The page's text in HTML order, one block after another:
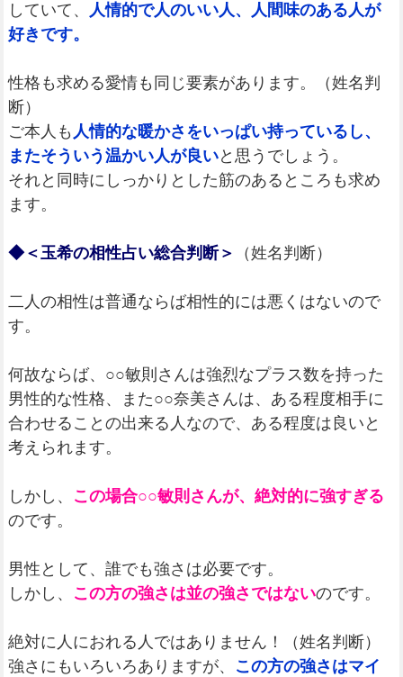
していて、
人情的で人のいい人、人間味のある人が
好きです。
性格も求める愛情も同じ要素があります。（姓名判
断）
ご本人も 人情的な暖かさをいっぱい持っているし、
またそういう温かい人が良いと思うでしょう。
それと同時にしっかりとした筋のあるところも求め
ます。
◆＜玉希の相性占い総合判断＞ （姓名判断）
二人の相性は普通ならば相性的には悪くはないので
す。
何故ならば、○○敏則さんは強烈なプラス数を持った
男性的な性格、また○○奈美さんは、ある程度相手に
合わせることの出来る人なので、ある程度は良いと
考えられます。
しかし、
この場合○○敏則さんが、絶対的に強すぎる
のです。
男性として、誰でも強さは必要です。
しかし、
この方の強さは並の強さではないのです。
絶対に人におれる人ではありません！（姓名判断）
強さにもいろいろありますが、
この方の強さはマイ